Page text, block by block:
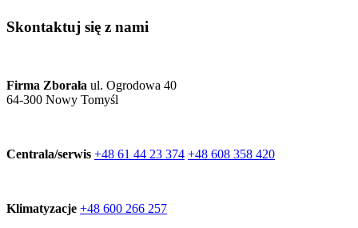
Skontaktuj się z nami
Firma Zborała ul. Ogrodowa 40
64-300 Nowy Tomyśl
Centrala/serwis +48 61 44 23 374 +48 608 358 420
Klimatyzacje +48 600 266 257